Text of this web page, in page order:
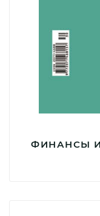
ФИНАНСЫ И